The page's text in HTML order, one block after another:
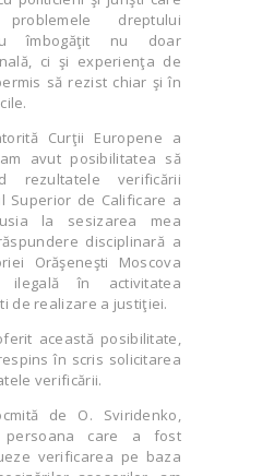
dreptului
îmbogăţit nu doar
ci şi experienţa de
să rezist chiar şi în
Curţii Europene a
avut posibilitatea să
rezultatele verificării
Superior de Calificare a
la sesizarea mea
disciplinară a
Orăşeneşti Moscova
ilegală în activitatea
de realizare a justiţiei.
această posibilitate,
în scris solicitarea
verificării.
de O. Sviridenko,
persoana care a fost
verificarea pe baza